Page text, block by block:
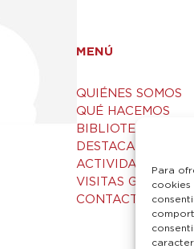
Para
cookies
MENÚ
QUIÉNES SOMOS
QUÉ HACEMOS
BIBLIOTECA Y
DESTACADOS
ACTIVIDADES
VISITAS GUIADAS
CONTACTO